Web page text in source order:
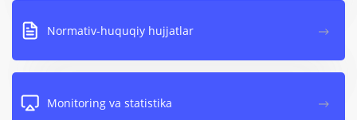
Normativ-huquqiy hujjatlar
Monitoring va statistika